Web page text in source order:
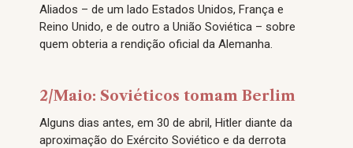
Aliados – de um lado Estados Unidos, França e
Reino Unido, e de outro a União Soviética – sobre
quem obteria a rendição oficial da Alemanha.
2/Maio: Soviéticos tomam Berlim
Alguns dias antes, em 30 de abril, Hitler diante da
aproximação do Exército Soviético e da derrota